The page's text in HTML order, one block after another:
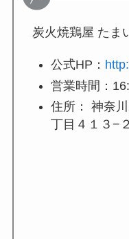
炭火焼鶏屋 たま
公式HP：
営業時間：
住所： 神奈
丁目４１３−２